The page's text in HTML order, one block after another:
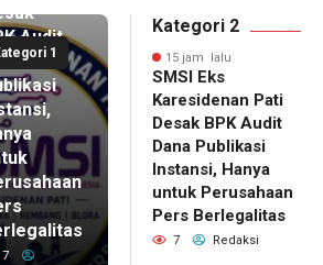
1
Audit
7
jam lalu
Kategori 2
15 jam lalu
SMSI Eks
Karesidenan Pati
Desak BPK Audit
Dana Publikasi
Instansi, Hanya
untuk Perusahaan
Pers Berlegalitas
7 Redaksi